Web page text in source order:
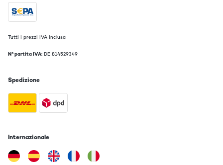
Tutti i prezzi IVA inclusa
N° partita IVA: DE 814529349
Spedizione
Internazionale